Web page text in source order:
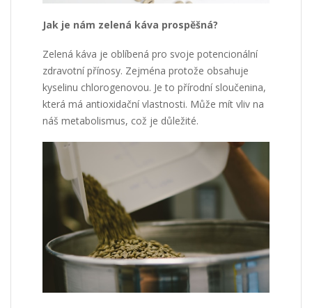
Jak je nám zelená káva prospěšná?
Zelená káva je oblíbená pro svoje potencionální
zdravotní přínosy. Zejména protože obsahuje
kyselinu chlorogenovou. Je to přírodní sloučenina,
která má antioxidační vlastnosti. Může mít vliv na
náš metabolismus, což je důležité.